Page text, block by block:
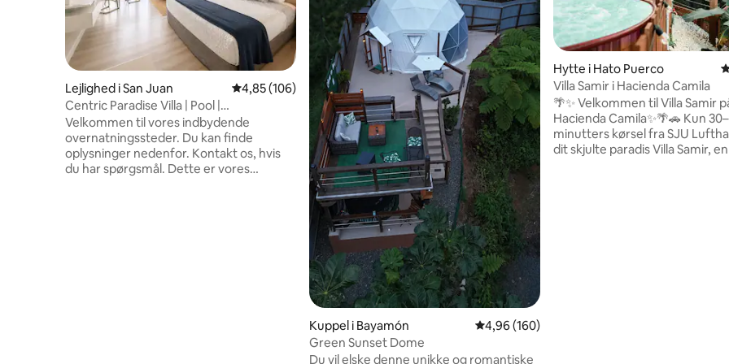
Lejlighed i San Juan 4,85 ud af 5 i gennemsnitlig bedømmelse, 106 omtaler
4,85 (106)
Centric Paradise Villa | Pool |
Krydstogtshavne
Velkommen til vores indbydende
overnatningssteder. Du kan finde
oplysninger nedenfor. Kontakt os, hvis
du har spørgsmål. Dette er vores
Kuppel i Bayamón 4,96 ud af 5 i gennemsnitlig bedømmelse,
4,96 (160)
Green Sunset Dome
Du vil elske denne unikke og romantiske
Hytte i Hato Puerco
Villa Samir i Hacienda Camila
🌴✨ Velkommen til Villa Samir
Hacienda Camila✨🌴🚗 Kun
minutters kørsel fra SJU
dit skjulte paradis Villa Samir,